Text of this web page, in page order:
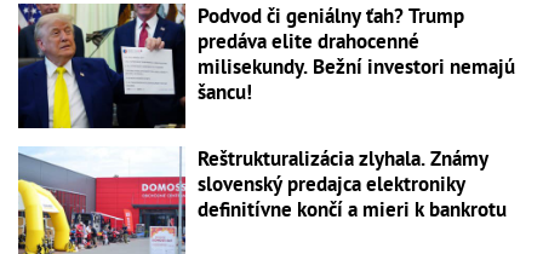
Podvod či geniálny ťah? Trump
predáva elite drahocenné
milisekundy. Bežní investori nemajú
šancu!
Reštrukturalizácia zlyhala. Známy
slovenský predajca elektroniky
definitívne končí a mieri k bankrotu